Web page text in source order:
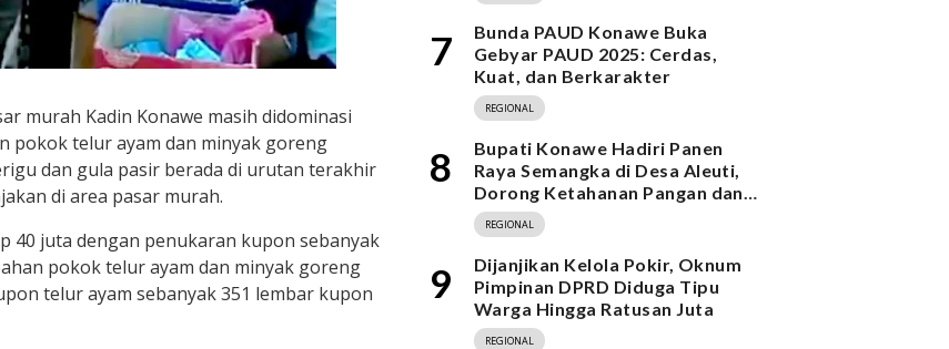
murah Kadin Konawe masih didominasi
pokok telur ayam dan minyak goreng
dan gula pasir berada di urutan terakhir
di area pasar murah.
40 juta dengan penukaran kupon sebanyak
pokok telur ayam dan minyak goreng
telur ayam sebanyak 351 lembar kupon
7
Bunda PAUD Konawe Buka
Gebyar PAUD 2025: Cerdas,
Kuat, dan Berkarakter
REGIONAL
8
Bupati Konawe Hadiri Panen
Raya Semangka di Desa Aleuti,
Dorong Ketahanan Pangan dan
Program MBG
REGIONAL
9
Dijanjikan Kelola Pokir, Oknum
Pimpinan DPRD Diduga Tipu
Warga Hingga Ratusan Juta
REGIONAL